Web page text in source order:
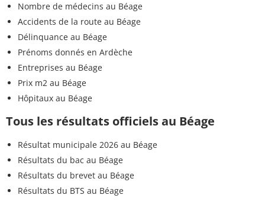
Nombre de médecins au Béage
Accidents de la route au Béage
Délinquance au Béage
Prénoms donnés en Ardèche
Entreprises au Béage
Prix m2 au Béage
Hôpitaux au Béage
Tous les résultats officiels au Béage
Résultat municipale 2026 au Béage
Résultats du bac au Béage
Résultats du brevet au Béage
Résultats du BTS au Béage